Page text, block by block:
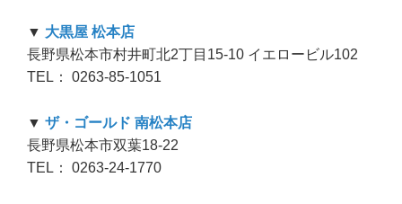
▼ 大黒屋 松本店
長野県松本市村井町北2丁目15-10 イエロービル102
TEL： 0263-85-1051
▼ ザ・ゴールド 南松本店
長野県松本市双葉18-22
TEL： 0263-24-1770